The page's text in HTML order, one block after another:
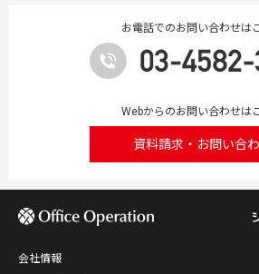
お電話でのお問い合わせは
Webからのお問い合わせは
資料請求・お問い合
会社情報